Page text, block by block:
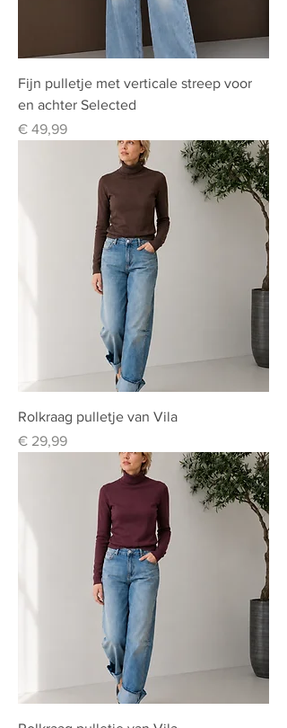
Fijn pulletje met verticale streep voor
en achter Selected
Prijs
€ 49,99
Rolkraag pulletje van Vila
Prijs
€ 29,99